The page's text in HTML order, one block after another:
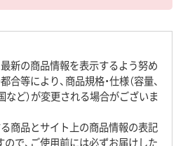
新の商品情報を表示するよう努め
等により、商品規格・仕様（容量、
など）が変更される場合がございま
商品とサイト上の商品情報の表記
で、ご使用前には必ずお届けした